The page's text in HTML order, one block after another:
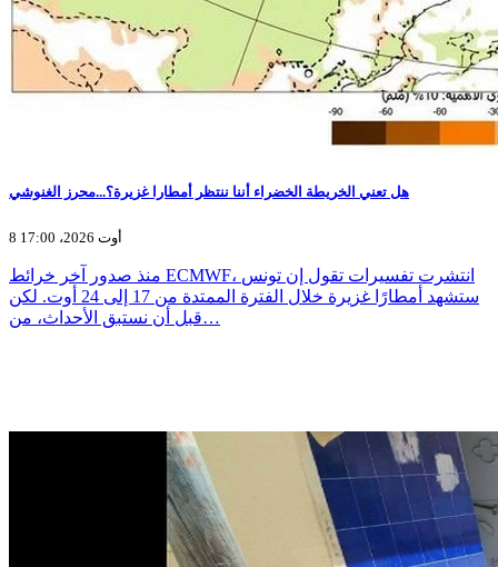
هل تعني الخريطة الخضراء أننا ننتظر أمطارا غزيرة؟...محرز الغنوشي
8 أوت 2026، 17:00
منذ صدور آخر خرائط ECMWF، انتشرت تفسيرات تقول إن تونس
ستشهد أمطارًا غزيرة خلال الفترة الممتدة من 17 إلى 24 أوت. لكن
قبل أن نستبق الأحداث، من…